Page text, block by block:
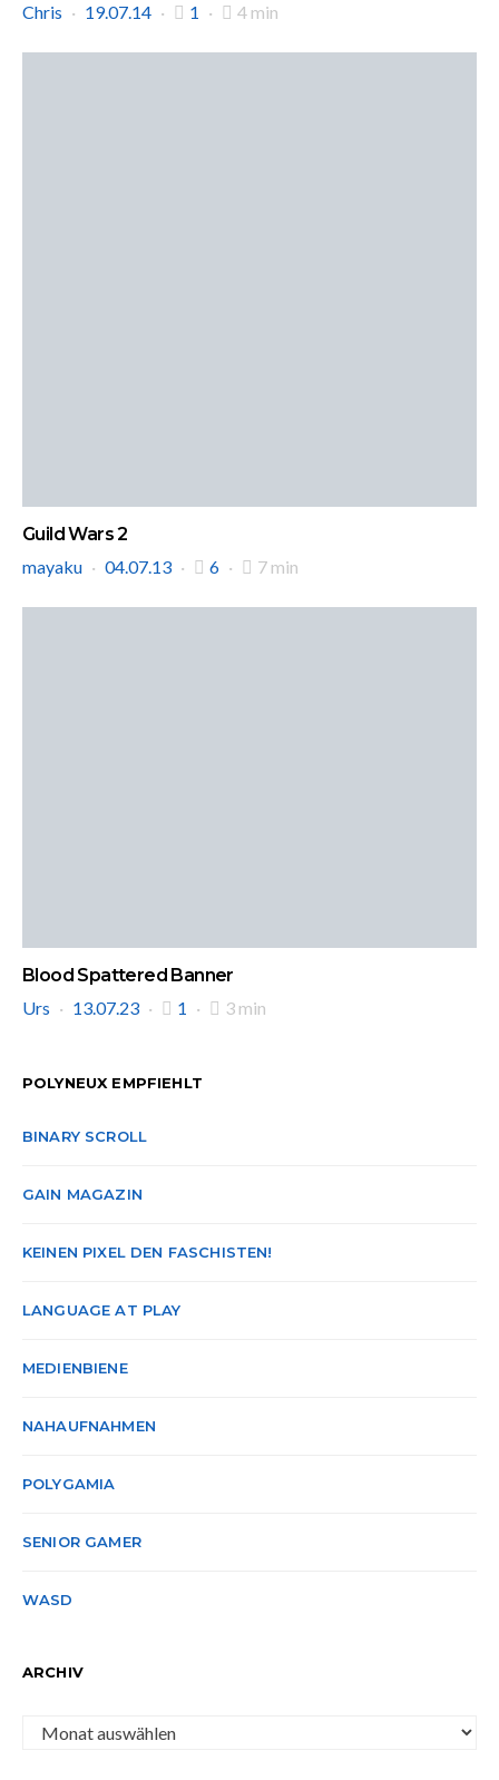
Chris
19.07.14 1 4 min
Guild Wars 2
mayaku
04.07.13 6 7 min
Blood Spattered Banner
Urs
13.07.23 1 3 min
POLYNEUX EMPFIEHLT
BINARY SCROLL
GAIN MAGAZIN
KEINEN PIXEL DEN FASCHISTEN!
LANGUAGE AT PLAY
MEDIENBIENE
NAHAUFNAHMEN
POLYGAMIA
SENIOR GAMER
WASD
ARCHIV
Archiv